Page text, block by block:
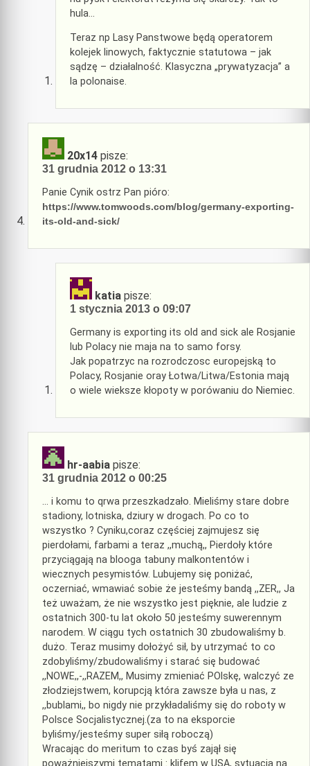
hula…
Teraz np Lasy Panstwowe będą operatorem
kolejek linowych, faktycznie statutowa – jak
sądzę – działalność. Klasyczna „prywatyzacja” a
la polonaise.
20x14 pisze:
31 grudnia 2012 o 13:31
Panie Cynik ostrz Pan pióro:
https://www.tomwoods.com/blog/germany-exporting-
its-old-and-sick/
katia pisze:
1 stycznia 2013 o 09:07
Germany is exporting its old and sick ale Rosjanie
lub Polacy nie maja na to samo forsy.
Jak popatrzyc na rozrodczosc europejską to
Polacy, Rosjanie oray Łotwa/Litwa/Estonia mają
o wiele wieksze kłopoty w porówaniu do Niemiec.
hr-aabia pisze:
31 grudnia 2012 o 00:25
… i komu to qrwa przeszkadzało. Mieliśmy stare dobre
stadiony, lotniska, dziury w drogach. Po co to
wszystko ? Cyniku,coraz częściej zajmujesz się
pierdołami, farbami a teraz ,,muchą,, Pierdoły które
przyciągają na blooga tabuny malkontentów i
wiecznych pesymistów. Lubujemy się poniżać,
oczerniać, wmawiać sobie że jesteśmy bandą ,,ZER,, Ja
też uważam, że nie wszystko jest pięknie, ale ludzie z
ostatnich 300-tu lat około 50 jesteśmy suwerennym
narodem. W ciągu tych ostatnich 30 zbudowaliśmy b.
dużo. Teraz musimy dołożyć sił, by utrzymać to co
zdobyliśmy/zbudowaliśmy i starać się budować
,,NOWE,,-,,RAZEM,, Musimy zmieniać POlskę, walczyć ze
złodziejstwem, korupcją która zawsze była u nas, z
,,bublami,, bo nigdy nie przykładaliśmy się do roboty w
Polsce Socjalistycznej.(za to na eksporcie
byliśmy/jesteśmy super siłą roboczą)
Wracając do meritum to czas byś zajął się